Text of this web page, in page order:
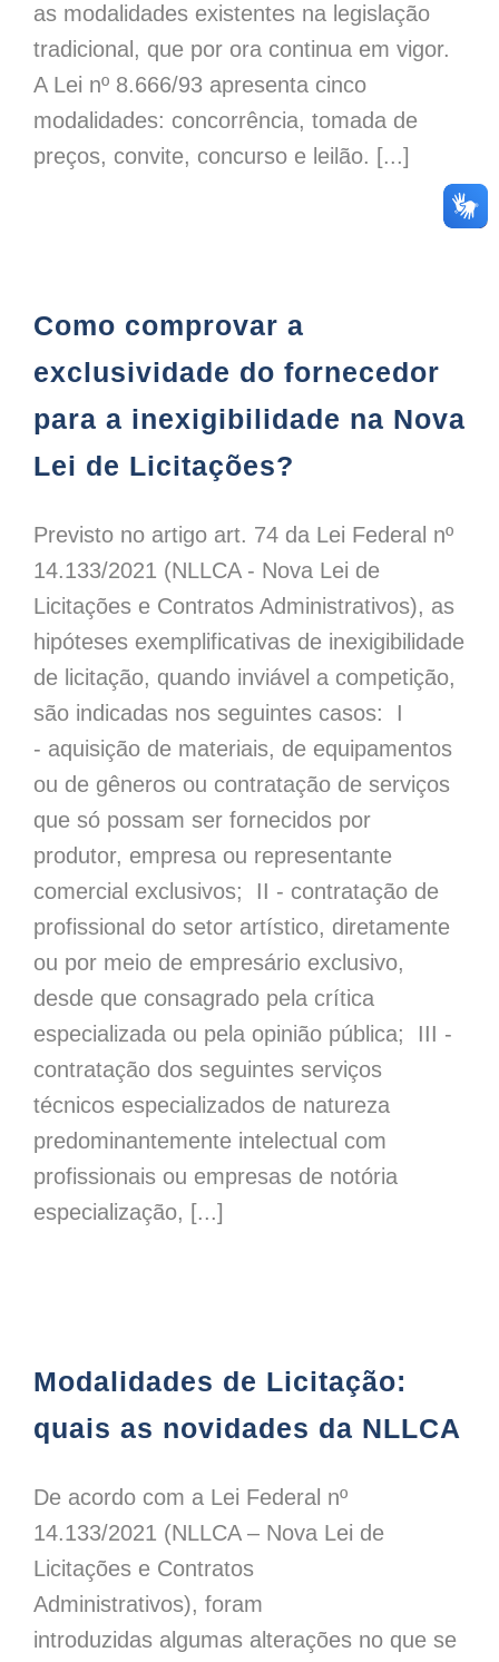
as modalidades existentes na legislação
tradicional, que por ora continua em vigor.
A Lei nº 8.666/93 apresenta cinco
modalidades: concorrência, tomada de
preços, convite, concurso e leilão. [...]
Como comprovar a
exclusividade do fornecedor
para a inexigibilidade na Nova
Lei de Licitações?
Previsto no artigo art. 74 da Lei Federal nº
14.133/2021 (NLLCA - Nova Lei de
Licitações e Contratos Administrativos), as
hipóteses exemplificativas de inexigibilidade
de licitação, quando inviável a competição,
são indicadas nos seguintes casos: I
- aquisição de materiais, de equipamentos
ou de gêneros ou contratação de serviços
que só possam ser fornecidos por
produtor, empresa ou representante
comercial exclusivos; II - contratação de
profissional do setor artístico, diretamente
ou por meio de empresário exclusivo,
desde que consagrado pela crítica
especializada ou pela opinião pública; III -
contratação dos seguintes serviços
técnicos especializados de natureza
predominantemente intelectual com
profissionais ou empresas de notória
especialização, [...]
Modalidades de Licitação:
quais as novidades da NLLCA
De acordo com a Lei Federal nº
14.133/2021 (NLLCA – Nova Lei de
Licitações e Contratos
Administrativos), foram
introduzidas algumas alterações no que se